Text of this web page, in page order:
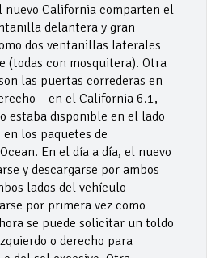
nuevo California comparten el
delantera y gran
dos ventanillas laterales
(todas con mosquitera). Otra
las puertas correderas en
– en el California 6.1,
estaba disponible en el lado
los paquetes de
En el día a día, el nuevo
y descargarse por ambos
lados del vehículo
por primera vez como
se puede solicitar un toldo
o derecho para